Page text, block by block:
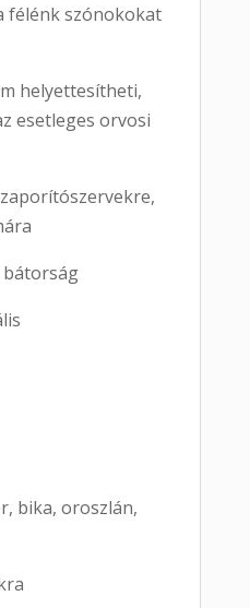
félénk szónokokat
helyettesítheti,
esetleges orvosi
bika, oroszlán,